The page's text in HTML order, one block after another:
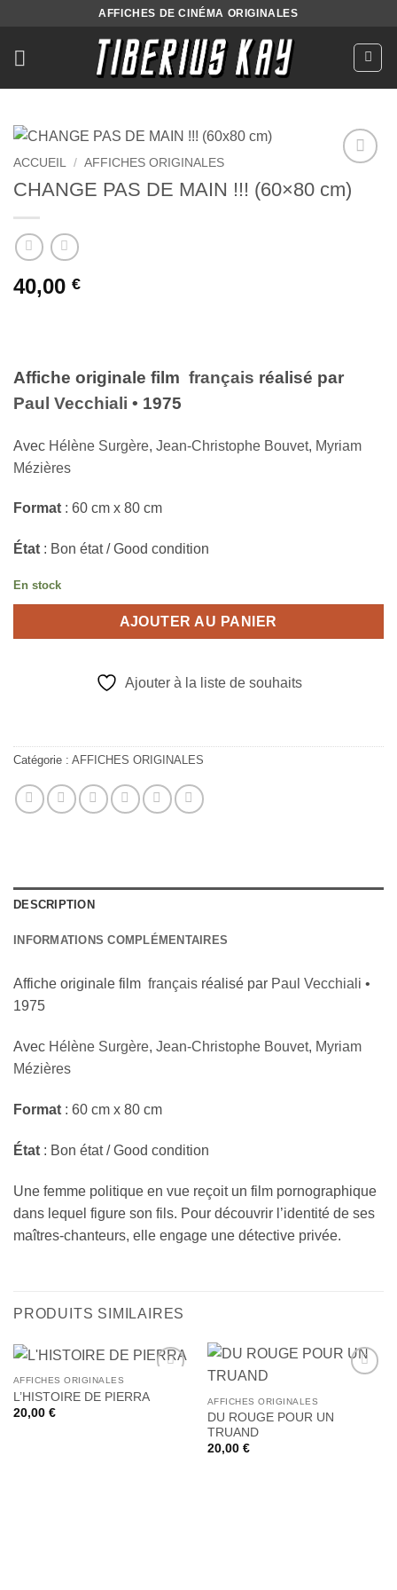
contenu
AFFICHES DE CINÉMA ORIGINALES
Ajouter
à la liste
ACCUEIL / AFFICHES ORIGINALES
CHANGE PAS DE MAIN !!! (60×80 cm)
40,00 €
Affiche originale film français réalisé par
Paul Vecchiali • 1975
Avec Hélène Surgère, Jean-Christophe Bouvet, Myriam
Mézières
Format : 60 cm x 80 cm
État : Bon état / Good condition
En stock
AJOUTER AU PANIER
Ajouter à la liste de souhaits
Catégorie : AFFICHES ORIGINALES
DESCRIPTION
INFORMATIONS COMPLÉMENTAIRES
Affiche originale film français réalisé par Paul Vecchiali •
1975
Avec Hélène Surgère, Jean-Christophe Bouvet, Myriam
Mézières
Format : 60 cm x 80 cm
État : Bon état / Good condition
Une femme politique en vue reçoit un film pornographique
dans lequel figure son fils. Pour découvrir l’identité de ses
maîtres-chanteurs, elle engage une détective privée.
PRODUITS SIMILAIRES
à la liste
AFFICHES ORIGINALES
L’HISTOIRE DE PIERRA
20,00 €
AFFICHES ORIGINALES
DU ROUGE POUR UN
TRUAND
20,00 €